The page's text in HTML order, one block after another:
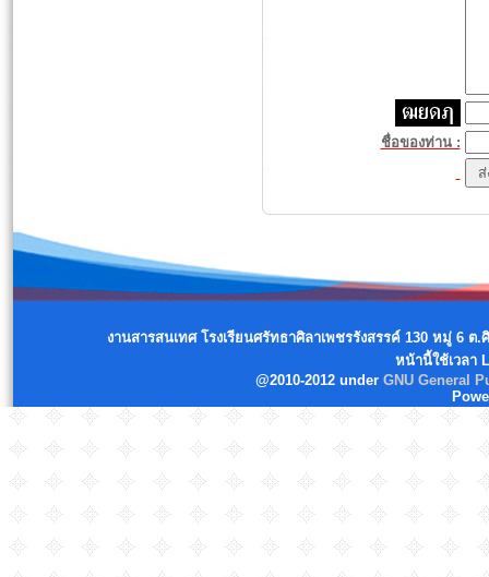
ชื่อของท่าน :
งานสารสนเทศ โรงเรียนศรัทธาศิลาเพชรรังสรรค์ 130 หมู่ 6
หน้านี้ใช้เวลา
@2010-2012 under GNU General